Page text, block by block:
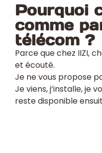
Pourquoi
comme
télécom ?
Parce que chez IIZI,
et écouté.
Je ne vous propose
Je viens, j’installe, je
reste disponible